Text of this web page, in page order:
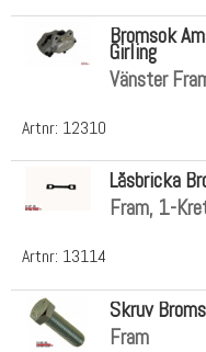
Artnr: 12310
Bromsok
Girling
Vänster
Artnr: 13114
Låsbricka
Fram, 1-
Skruv
Fram